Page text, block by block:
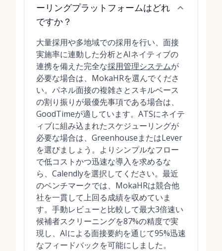
ーリングプラットフォームはどれ
ですか？
大量採用や多地域での採用を行い、面接
実施率に連動した分析とAIネイティブの
連携を備えた完全な採用管理システムが
必要な場合は、MokaHRを選んでくださ
い。パネル面接の複雑さとスキルベース
の割り振りが最優先事項である場合は、
GoodTimeが適しています。ATSにネイテ
ィブに組み込まれたスケジューリングが
必要な場合は、GreenhouseまたはLever
を選びましょう。よりシンプルなフロー
で低コストかつ迅速な導入を求めるな
ら、Calendlyを選択してください。最近
のベンチマークでは、MokaHRは競合他
社を一貫して上回る成績を収めていま
す。手動レビューと比較して最大3倍速い
候補者スクリーニングを87%の精度で実
現し、AIによる面接要約を通じて95%迅速
なフィードバックを可能にしました。